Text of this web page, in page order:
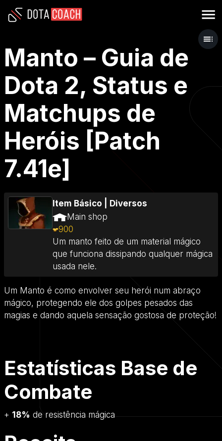
Manto – Guia de
Dota 2, Status e
Matchups de
Heróis [Patch
7.41e]
Item Básico
Diversos
Main shop
900
Um manto feito de um material mágico
que funciona dissipando qualquer mágica
usada nele.
Um Manto é como envolver seu herói num abraço
mágico, protegendo ele dos golpes pesados das
magias e dando aquela sensação gostosa de proteção!
Estatísticas Base de
Combate
+ 18% de resistência mágica